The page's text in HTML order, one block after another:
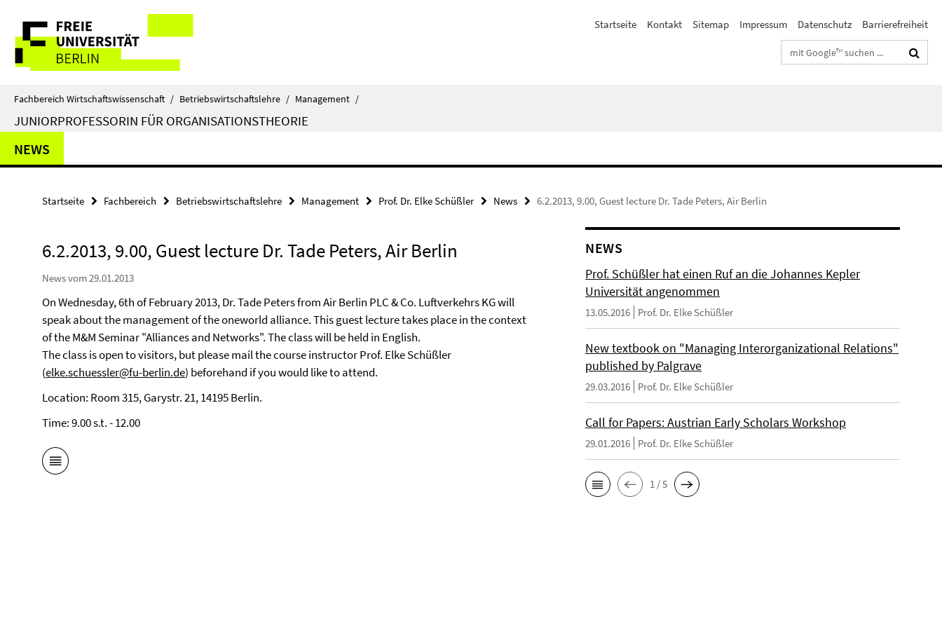
direkt
Inhalt
Service-
Navigation
Startseite Kontakt Sitemap Impressum Datenschutz
Barrierefreiheit
Suchbegriffe
Fachbereich Wirtschaftswissenschaft / Betriebswirtschaftslehre / Management /
JUNIORPROFESSORIN FÜR ORGANISATIONSTHEORIE
NEWS
Startseite Fachbereich Betriebswirtschaftslehre Management Prof. Dr. Elke Schüßler News 6.2.2013, 9.00, Guest lecture Dr. Tade Peters, Air Berlin
6.2.2013, 9.00, Guest lecture Dr. Tade Peters, Air Berlin
News vom 29.01.2013
On Wednesday, 6th of February 2013, Dr. Tade Peters fromAir Berlin PLC & Co. Luftverkehrs KG will
speak about the management of the oneworld alliance. This guest lecture takes place in the context
of the M&M Seminar "Alliances and Networks". The class will be held in English.
The class is open to visitors, but please mail the course instructor Prof. Elke Schüßler
(elke.schuessler@fu-berlin.de) beforehand if you would like to attend.
Location: Room 315, Garystr. 21, 14195 Berlin.
Time: 9.00 s.t. - 12.00
NEWS
Prof. Schüßler hat einen Ruf an die Johannes Kepler
Universität angenommen
13.05.2016 Prof. Dr. Elke Schüßler
New textbook on "Managing Interorganizational Relations"
published by Palgrave
29.03.2016 Prof. Dr. Elke Schüßler
Call for Papers: Austrian Early Scholars Workshop
29.01.2016 Prof. Dr. Elke Schüßler
1 / 5